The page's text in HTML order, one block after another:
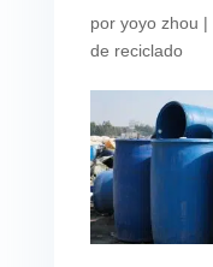
por yoyo zhou |
de reciclado